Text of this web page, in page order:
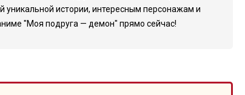
уникальной истории, интересным персонажам и
"Моя подруга — демон" прямо сейчас!